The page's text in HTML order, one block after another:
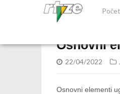
Osnovni
22/04/2022
Osnovni elementi